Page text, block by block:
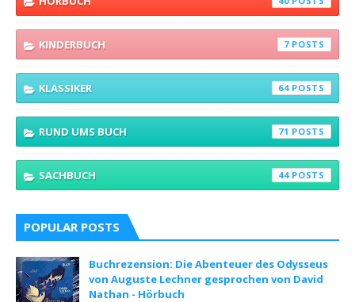
KINDERBUCH 7
KLASSIKER 64
RUND UMS BUCH 71
SACHBUCH 44
POPULAR POSTS
Buchrezension: Die Abenteuer des Odysseus
von Auguste Lechner gesprochen von David
Nathan - Hörbuch